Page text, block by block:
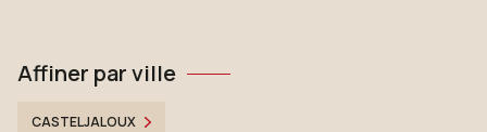
Affiner par ville
CASTELJALOUX